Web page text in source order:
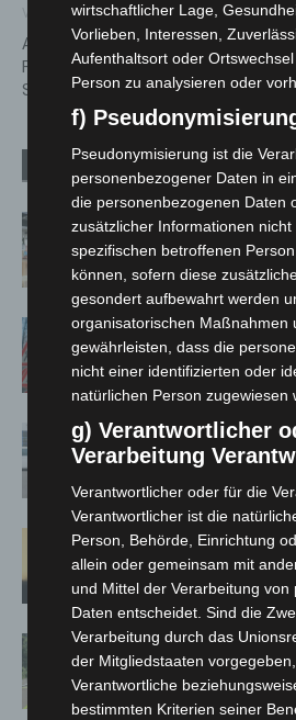
Vorheriger Artikel
ADFC Langenhagen:
Fahrradtour zum
Schmiedefest
Verwandte Artikel Mehr vom Autor
Kunst trifft
Susann Mehring
Jacques’ Wein-
A2: Zweite
zwischen
Bothfeld
Niedersachsen:
kehren nach
Spanien zurück
Hannover: Erste
Population in
Brand im „Haus
Neuwarmbüchen
wirtschaftlicher Lage,
Vorlieben, Interessen,
Aufenthaltsort oder
Person zu analysieren oder
f)
Pseudonymisierung ist die
personenbezogener Daten in
die personenbezogenen Daten
zusätzlicher Informationen
spezifischen betroffenen
können, sofern diese
gesondert aufbewahrt werden
organisatorischen Maßnahmen
gewährleisten, dass die
nicht einer identifizierten oder
natürlichen Person zugewiesen
g) Verantwortlicher
Verarbeitung
Verantwortlicher oder für die
Verantwortlicher ist die
Person, Behörde, Einrichtung
allein oder gemeinsam mit
und Mittel der Verarbeitung von
Daten entscheidet. Sind die
Verarbeitung durch das
der Mitgliedstaaten
Verantwortliche
bestimmten Kriterien seiner